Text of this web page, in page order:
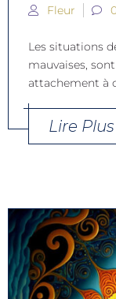
Fleur
Les situations
mauvaises,
attachement à
Lire Plus